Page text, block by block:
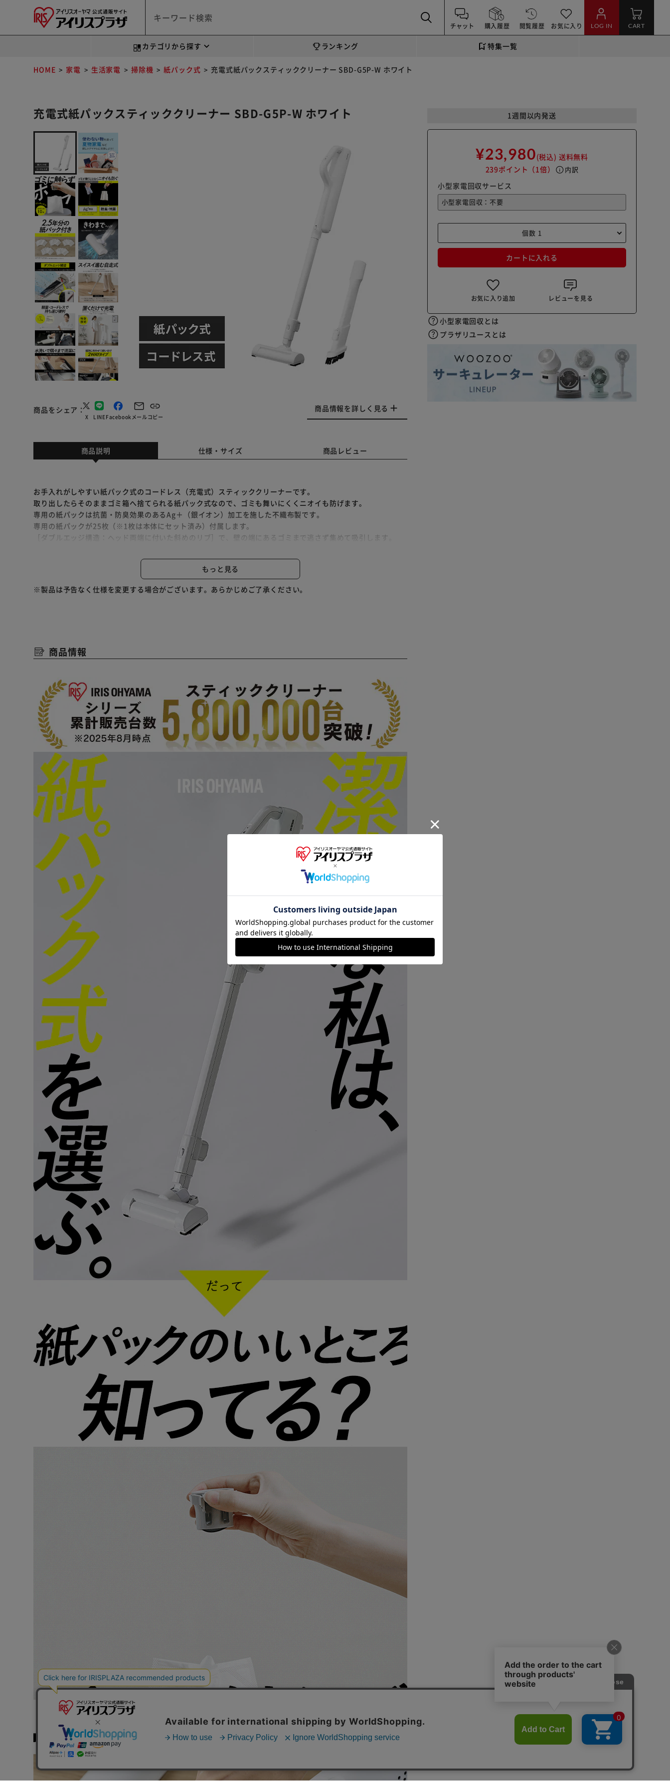
チャット 購入履歴 閲覧履歴 お気に入り LOG IN CART
カテゴリから探す ランキング 特集一覧
HOME 家電 生活家電 掃除機 紙パック式 充電式紙パックスティッククリーナー SBD-G5P-W ホワイト
充電式紙パックスティッククリーナー SBD-G5P-W ホワイト
商品をシェア
X LINEFacebook メールコピー
商品情報を詳しく見る
1週間以内発送
¥23,980(税込) 送料無料
239ポイント （1倍） info 内訳
小型家電回収サービス
カートに入れる
お気に入り追加 レビューを見る
小型家電回収とは
プラザリユースとは
商品説明 仕様・サイズ 商品レビュー
お手入れがしやすい紙パック式のコードレス（充電式）スティッククリーナーです。
取り出したらそのままゴミ箱へ捨てられる紙パック式なので、ゴミも舞いにくくニオイも防げます。
専用の紙パックは抗菌・防臭効果のあるAg＋（銀イオン）加工を施した不織布製です。
専用の紙パックが25枚（※1枚は本体にセット済み）付属します。
［ダブルエッジ構造：ヘッド両端に付いた斜めのリブ］で、壁の端にあるゴミまで逃さず集めて吸引します。
軽量・コードレスなので、持ち運びにも便利です。
す。
もっと見る
※製品は予告なく仕様を変更する場合がございます。あらかじめご了承ください。
商品情報
※ご確認ください